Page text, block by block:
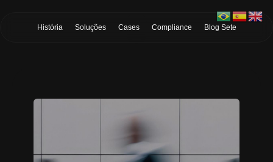
História Soluções Cases Compliance Blog Sete